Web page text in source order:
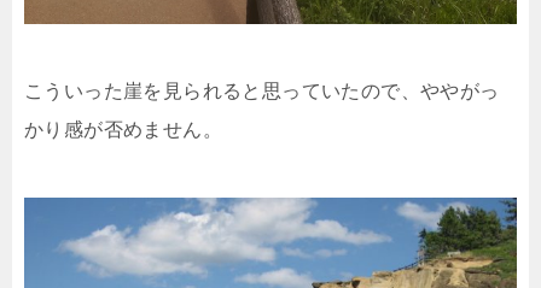
こういった崖を見られると思っていたので、ややがっ
かり感が否めません。